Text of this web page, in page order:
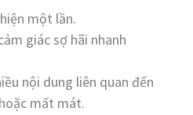
một lần.
giác sợ hãi nhanh
nội dung liên quan đến
mất mát.